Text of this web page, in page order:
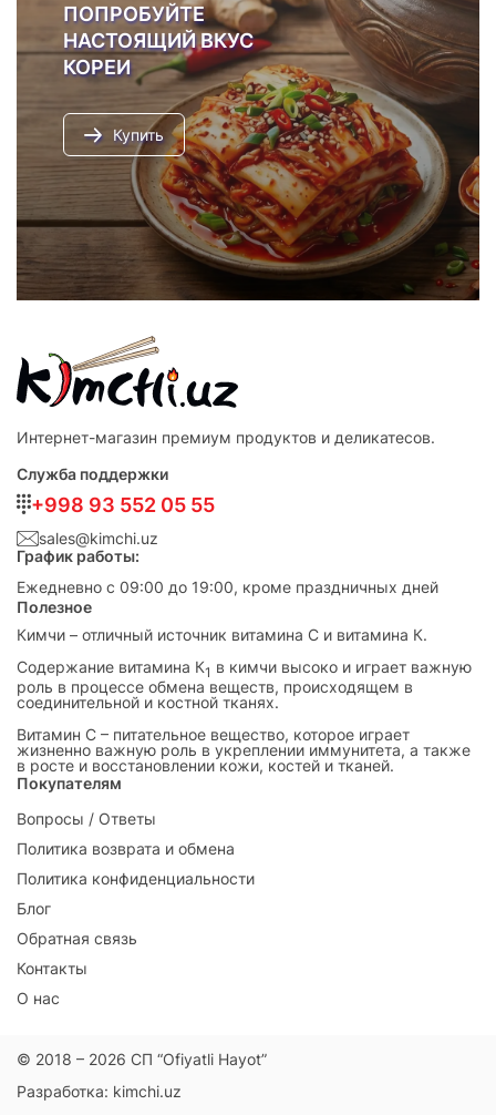
ПОПРОБУЙТЕ
НАСТОЯЩИЙ ВКУС
КОРЕИ
Купить
Интернет-магазин премиум продуктов и деликатесов.
Служба поддержки
+998 93 552 05 55
sales@kimchi.uz
График работы:
Ежедневно с 09:00 до 19:00, кроме праздничных дней
Полезное
Кимчи – отличный источник витамина С и витамина К.
Cодержание витамина К1 в кимчи высоко и играет важную
роль в процессе обмена веществ, происходящем в
соединительной и костной тканях.
Витамин С – питательное вещество, которое играет
жизненно важную роль в укреплении иммунитета, а также
в росте и восстановлении кожи, костей и тканей.
Покупателям
Вопросы / Ответы
Политика возврата и обмена
Политика конфиденциальности
Блог
Обратная связь
Контакты
О нас
© 2018 – 2026 СП “Ofiyatli Hayot”
Разработка: kimchi.uz